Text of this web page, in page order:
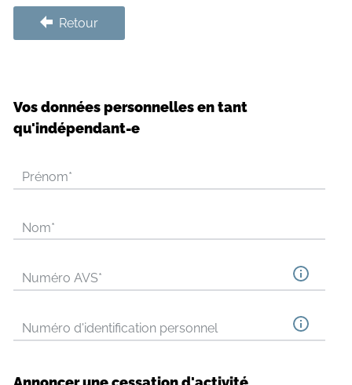
Retour
Vos données personnelles en tant
qu'indépendant-e
Prénom*
Nom*
Numéro AVS*
Numéro d'identification personnel